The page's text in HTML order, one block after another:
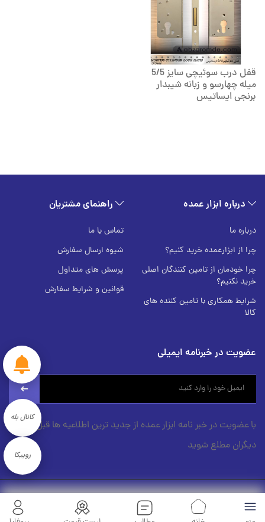
قفل درب سوئیچی سایز 5/5
میله چهارسو و زبانه شیبدار
برنجی ایساتیس
درباره ابزار عمده
درباره ما
چرا از ابزارعمده خرید کنیم؟
چرا خودمان از تامین کنندگان اصلی
خرید نکنیم؟
شرایط همکاری با تامین کننده های
کالا
راهنمای مشتریان
تماس با ما
شیوه ارسال سفارش
پرسش های متداول
قوانین و شرایط سفارش
عضویت در خبرنامه ایمیلی
با عضویت در خبر نامه ابزار عمده از جدید ترین اطلاعیه ها قبل از
دیگران مطلع شوید
کلیه حقوق برای ابزار عمده محفوظ است.
کانال بله
روبیکا